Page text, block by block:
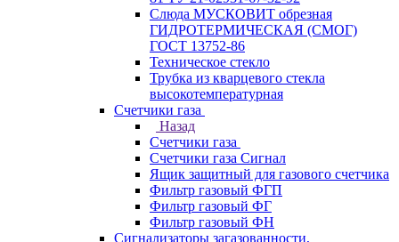
Слюда МУСКОВИТ обрезная
ГИДРОТЕРМИЧЕСКАЯ (СМОГ)
ГОСТ 13752-86
Техническое стекло
Трубка из кварцевого стекла
высокотемпературная
Счетчики газа
Назад
Счетчики газа
Счетчики газа Сигнал
Ящик защитный для газового счетчика
Фильтр газовый ФГП
Фильтр газовый ФГ
Фильтр газовый ФН
Сигнализаторы загазованности,